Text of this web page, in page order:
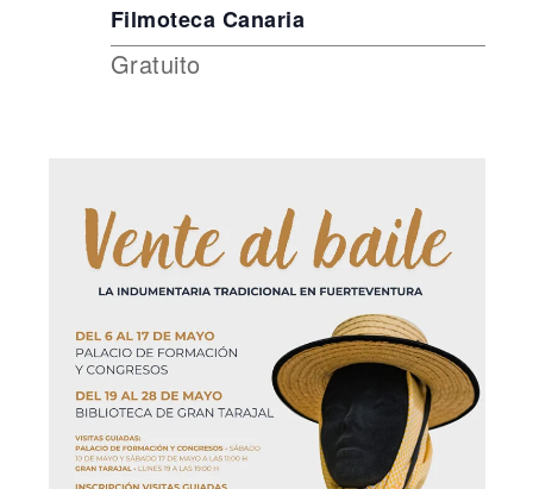
Filmoteca Canaria
Gratuito